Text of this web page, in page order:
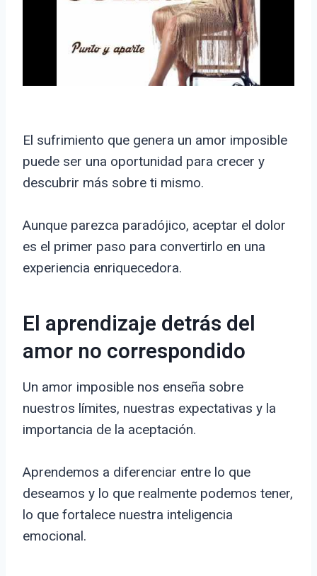
El sufrimiento que genera un amor imposible
puede ser una oportunidad para crecer y
descubrir más sobre ti mismo.
Aunque parezca paradójico, aceptar el dolor
es el primer paso para convertirlo en una
experiencia enriquecedora.
El aprendizaje detrás del
amor no correspondido
Un amor imposible nos enseña sobre
nuestros límites, nuestras expectativas y la
importancia de la aceptación.
Aprendemos a diferenciar entre lo que
deseamos y lo que realmente podemos tener,
lo que fortalece nuestra inteligencia
emocional.